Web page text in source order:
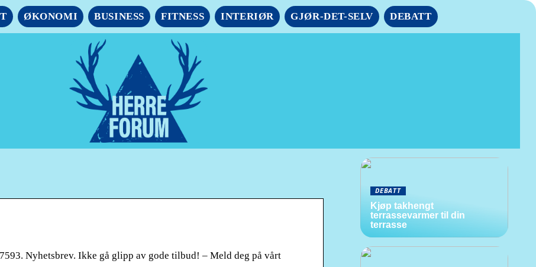
ØKONOMI BUSINESS FITNESS INTERIØR GJØR-DET-SELV DEBATT
Nyhetsbrev. Ikke gå glipp av gode tilbud! – Meld deg på vårt
DEBATT
Kjøp takhengt
terrassevarmer til din
terrasse